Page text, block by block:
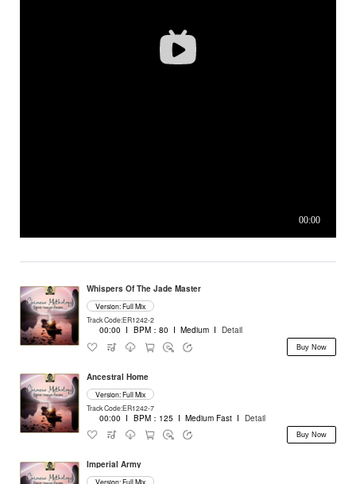
Whispers Of The Jade Master
Version: Full Mix
Track Code:ER1242-2
00:00 I BPM：80 I Medium I Detail
Buy Now
Ancestral Home
Version: Full Mix
Track Code:ER1242-7
00:00 I BPM：125 I Medium Fast I Detail
Buy Now
Imperial Army
Version: Full Mix